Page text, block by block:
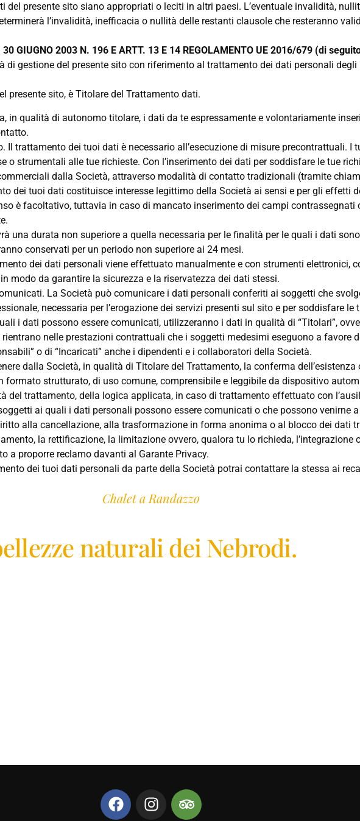
del presente sito siano appropriati o leciti in altri paesi. L’eventuale invalidità,
l’invalidità, inefficacia o nullità delle restanti clausole che resteranno
30 GIUGNO 2003 N. 196 E ARTT. 13 E 14 REGOLAMENTO UE 2016/679 (di
di gestione del presente sito con riferimento al trattamento dei dati personali
presente sito, è Titolare del Trattamento dati.
in qualità di autonomo titolare, i dati da te espressamente e volontariamente
Il trattamento dei tuoi dati è necessario all’esecuzione di misure precontrattuali. I
strumentali alle tue richieste. Con l’inserimento dei dati per soddisfare le tue
dalla Società, attraverso modalità di contatto tradizionali (tramite
dei tuoi dati costituisce interesse legittimo della Società ai sensi e per gli effetti
è facoltativo, tuttavia in caso di mancato inserimento dei campi contrassegnati
una durata non superiore a quella necessaria per le finalità per le quali i dati
conservati per un periodo non superiore ai 24 mesi.
dei dati personali viene effettuato manualmente e con strumenti elettronici,
modo da garantire la sicurezza e la riservatezza dei dati stessi.
La Società può comunicare i dati personali conferiti ai soggetti che
necessaria per l’erogazione dei servizi presenti sul sito e per soddisfare le
i dati possono essere comunicati, utilizzeranno i dati in qualità di “Titolari”,
nelle prestazioni contrattuali che i soggetti medesimi eseguono a favore
o di “Incaricati” anche i dipendenti e i collaboratori della Società.
dalla Società, in qualità di Titolare del Trattamento, la conferma
strutturato, di uso comune, comprensibile e leggibile da dispositivo
del trattamento, della logica applicata, in caso di trattamento effettuato con
ai quali i dati personali possono essere comunicati o che possono venirne
alla cancellazione, alla trasformazione in forma anonima o al blocco dei dati
la rettificazione, la limitazione ovvero, qualora tu lo richieda, l’integrazione
a proporre reclamo davanti al Garante Privacy.
dei tuoi dati personali da parte della Società potrai contattare la stessa ai
Chalet a Randazzo
naturali dei Nebrodi.